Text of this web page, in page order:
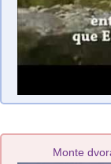
Monte